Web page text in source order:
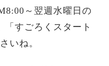
～翌週水曜日の
すごろくスタート
いね。